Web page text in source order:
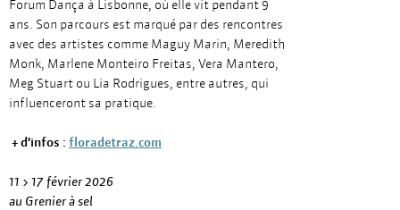
Forum Dança à Lisbonne, où elle vit pendant 9
ans. Son parcours est marqué par des rencontres
avec des artistes comme Maguy Marin, Meredith
Monk, Marlene Monteiro Freitas, Vera Mantero,
Meg Stuart ou Lia Rodrigues, entre autres, qui
influenceront sa pratique.
+ d'infos : floradetraz.com
11 > 17 février 2026
au Grenier à sel